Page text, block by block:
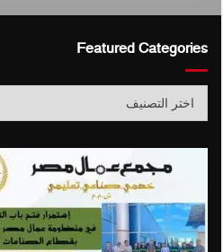
Featured Categories
Featured
Categories